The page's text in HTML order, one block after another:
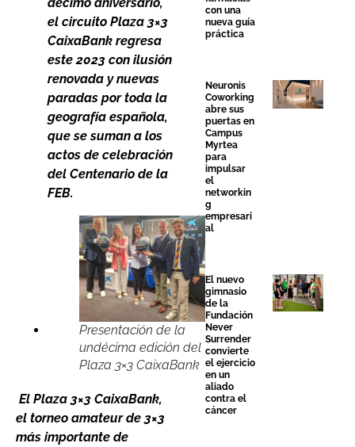
décimo aniversario,
el circuito Plaza 3×3
CaixaBank regresa
este 2023 con ilusión
renovada y nuevas
paradas por toda la
geografía española,
que se suman a los
actos de celebración
del Centenario de la
FEB.
Presentación de la
undécima edición del
Plaza 3×3 CaixaBank
El Plaza 3×3 CaixaBank,
el torneo amateur de 3×3
más importante de
con una
nueva guía
práctica
Neuronis
Coworking
abre sus
puertas en
Campus
Myrtea
para
impulsar
el
networkin
g
empresari
al
El nuevo
gimnasio
de la
Fundación
Never
Surrender
convierte
el ejercicio
en un
aliado
contra el
cáncer